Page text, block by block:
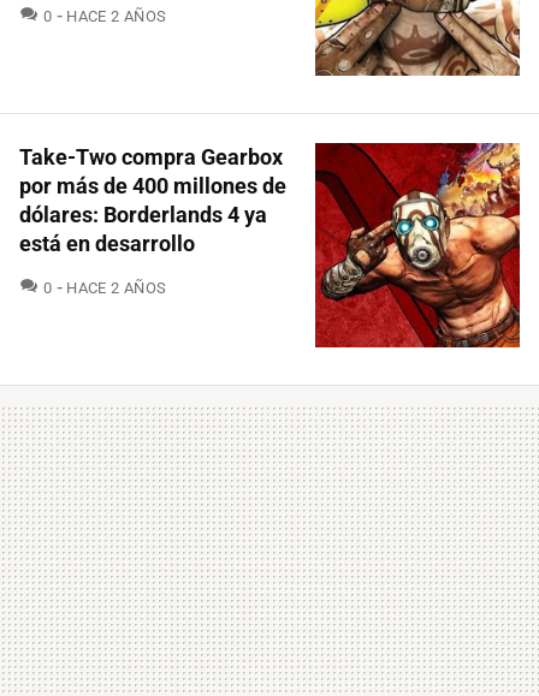
0 COMENTARIOS
HACE 2 AÑOS
Take-Two compra Gearbox
por más de 400 millones de
dólares: Borderlands 4 ya
está en desarrollo
0 COMENTARIOS
HACE 2 AÑOS